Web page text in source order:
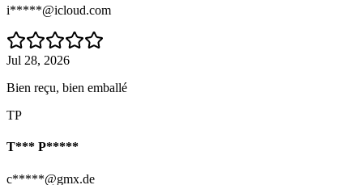
i*****@icloud.com
Jul 28, 2026
Bien reçu, bien emballé
TP
T*** P*****
c*****@gmx.de